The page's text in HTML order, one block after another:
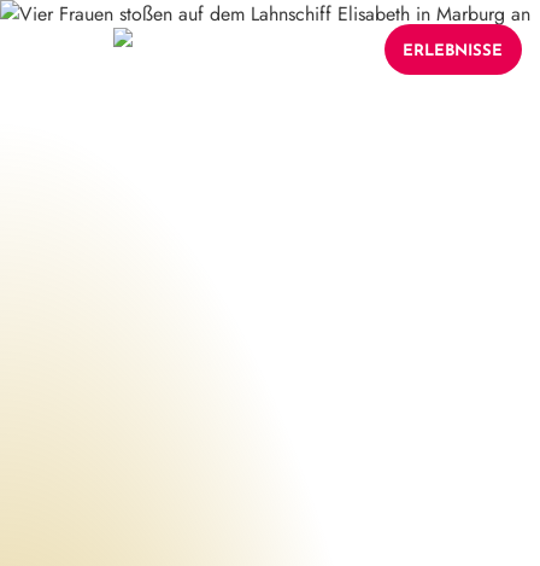
ERLEBNISSE